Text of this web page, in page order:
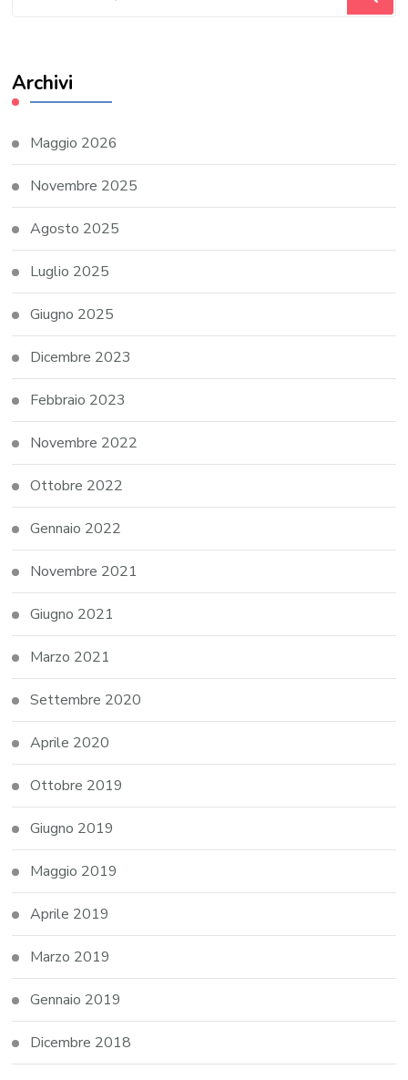
Archivi
Maggio 2026
Novembre 2025
Agosto 2025
Luglio 2025
Giugno 2025
Dicembre 2023
Febbraio 2023
Novembre 2022
Ottobre 2022
Gennaio 2022
Novembre 2021
Giugno 2021
Marzo 2021
Settembre 2020
Aprile 2020
Ottobre 2019
Giugno 2019
Maggio 2019
Aprile 2019
Marzo 2019
Gennaio 2019
Dicembre 2018